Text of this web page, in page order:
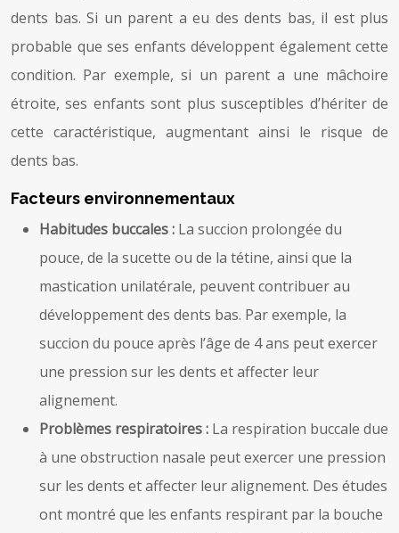
dents bas. Si un parent a eu des dents bas, il est plus
probable que ses enfants développent également cette
condition. Par exemple, si un parent a une mâchoire
étroite, ses enfants sont plus susceptibles d’hériter de
cette caractéristique, augmentant ainsi le risque de
dents bas.
Facteurs environnementaux
Habitudes buccales : La succion prolongée du
pouce, de la sucette ou de la tétine, ainsi que la
mastication unilatérale, peuvent contribuer au
développement des dents bas. Par exemple, la
succion du pouce après l’âge de 4 ans peut exercer
une pression sur les dents et affecter leur
alignement.
Problèmes respiratoires : La respiration buccale due
à une obstruction nasale peut exercer une pression
sur les dents et affecter leur alignement. Des études
ont montré que les enfants respirant par la bouche